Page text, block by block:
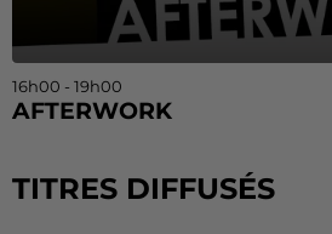
16h00 - 19h00
AFTERWORK
TITRES DIFFUSÉS